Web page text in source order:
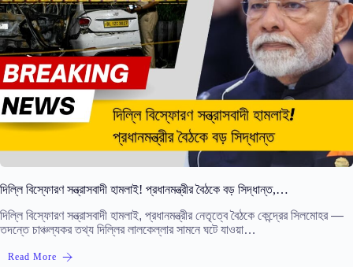
দিল্লি বিস্ফোরণ সন্ত্রাসবাদী হামলাই! প্রধানমন্ত্রীর বৈঠকে বড় সিদ্ধান্ত,…
দিল্লি বিস্ফোরণ সন্ত্রাসবাদী হামলাই, প্রধানমন্ত্রীর নেতৃত্বে বৈঠকে কেন্দ্রের সিলমোহর —
তদন্তে চাঞ্চল্যকর তথ্য দিল্লির লালকেল্লার সামনে ঘটে যাওয়া…
Read More